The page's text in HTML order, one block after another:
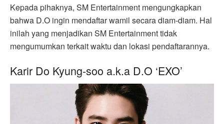
Kepada pihaknya, SM Entertainment mengungkapkan
bahwa D.O ingin mendaftar wamil secara diam-diam. Hal
inilah yang menjadikan SM Entertainment tidak
mengumumkan terkait waktu dan lokasi pendaftarannya.
Karir Do Kyung-soo a.k.a D.O ‘EXO’